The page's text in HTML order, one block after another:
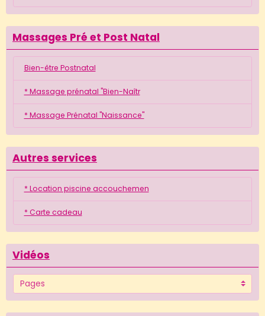
Massages Pré et Post Natal
Bien-être Postnatal
* Massage prénatal "Bien-Naîtr
* Massage Prénatal "Naissance"
Autres services
* Location piscine accouchemen
* Carte cadeau
Vidéos